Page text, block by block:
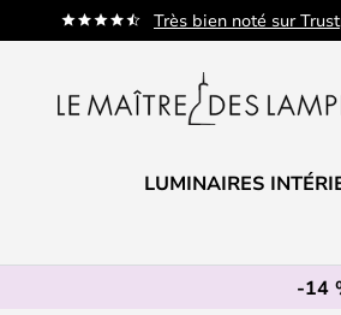
Très bien noté sur
Allez
au
LUMINAIRES
-14